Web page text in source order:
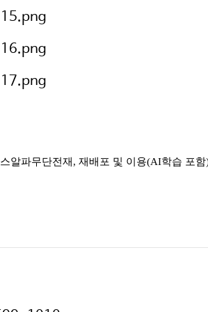
알파무단전재, 재배포 및 이용(AI학습 포함